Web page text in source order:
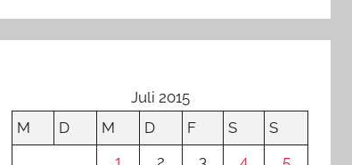
Juli 2015
M
D M D F S
S
1
2 3 4
5